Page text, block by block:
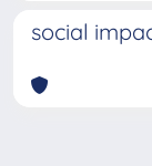
social